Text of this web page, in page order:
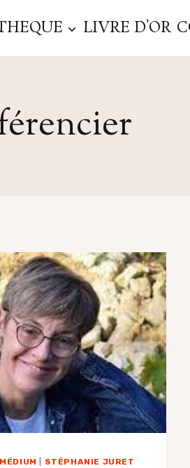
LIVRE D’OR
MÉDIUM STÉPHANIE JURET